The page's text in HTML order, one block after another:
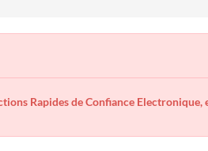
Rapides de Confiance Electronique,